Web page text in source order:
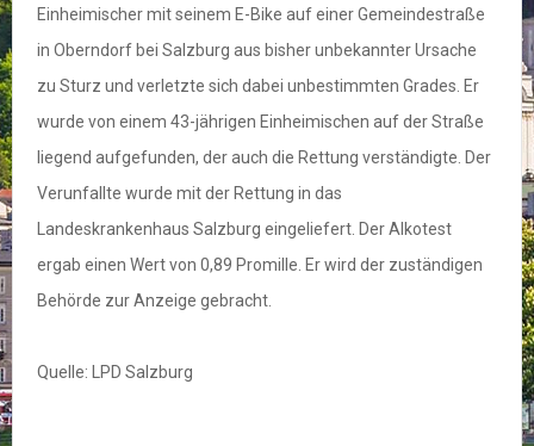
Einheimischer mit seinem E-Bike auf einer Gemeindestraße
in Oberndorf bei Salzburg aus bisher unbekannter Ursache
zu Sturz und verletzte sich dabei unbestimmten Grades. Er
wurde von einem 43-jährigen Einheimischen auf der Straße
liegend aufgefunden, der auch die Rettung verständigte. Der
Verunfallte wurde mit der Rettung in das
Landeskrankenhaus Salzburg eingeliefert. Der Alkotest
ergab einen Wert von 0,89 Promille. Er wird der zuständigen
Behörde zur Anzeige gebracht.
Quelle: LPD Salzburg